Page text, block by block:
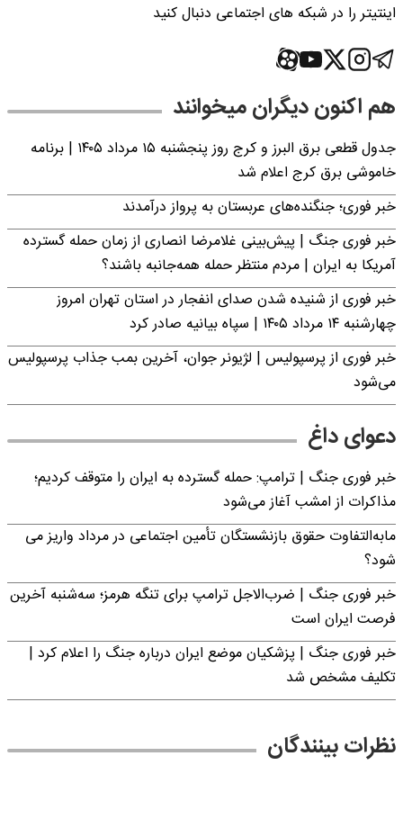
اینتیتر را در شبکه های اجتماعی دنبال کنید
هم اکنون دیگران میخوانند
جدول قطعی برق البرز و کرج روز پنجشنبه ۱۵ مرداد ۱۴۰۵ | برنامه
خاموشی برق کرج اعلام شد
خبر فوری؛ جنگنده‌های عربستان به پرواز درآمدند
خبر فوری جنگ | پیش‌بینی غلامرضا انصاری از زمان حمله گسترده
آمریکا به ایران | مردم منتظر حمله همه‌جانبه باشند؟
خبر فوری از شنیده شدن صدای انفجار در استان تهران امروز
چهارشنبه ۱۴ مرداد ۱۴۰۵ | سپاه بیانیه صادر کرد
خبر فوری از پرسپولیس | لژیونر جوان، آخرین بمب جذاب پرسپولیس
می‌شود
دعوای داغ
خبر فوری جنگ | ترامپ: حمله گسترده به ایران را متوقف کردیم؛
مذاکرات از امشب آغاز می‌شود
مابه‌التفاوت حقوق بازنشستگان تأمین اجتماعی در مرداد واریز می
شود؟
خبر فوری جنگ | ضرب‌الاجل ترامپ برای تنگه هرمز؛ سه‌شنبه آخرین
فرصت ایران است
خبر فوری جنگ | پزشکیان موضع ایران درباره جنگ را اعلام کرد |
تکلیف مشخص شد
نظرات بینندگان